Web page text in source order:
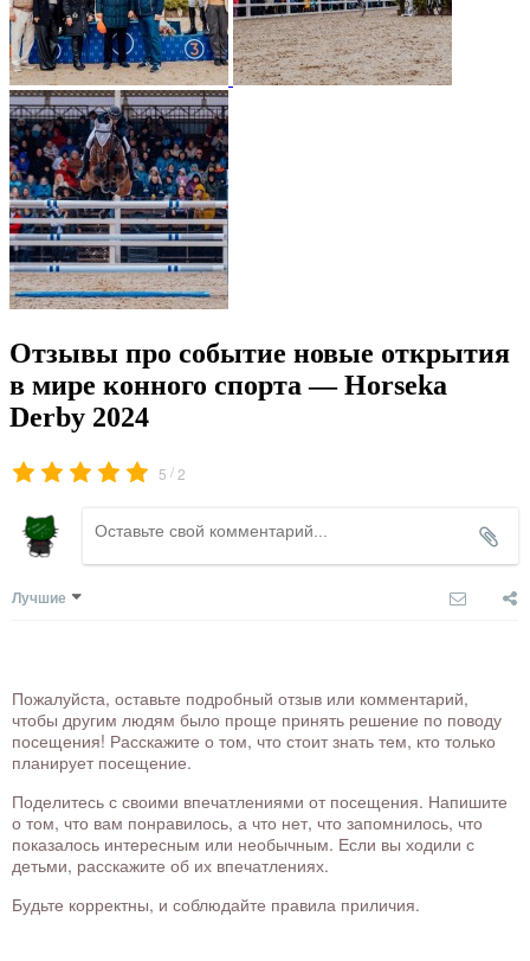
Отзывы про событие новые открытия
в мире конного спорта — Horseka
Derby 2024
5 /2
Лучшие
Пожалуйста, оставьте подробный отзыв или комментарий,
чтобы другим людям было проще принять решение по поводу
посещения! Расскажите о том, что стоит знать тем, кто только
планирует посещение.
Поделитесь с своими впечатлениями от посещения. Напишите
о том, что вам понравилось, а что нет, что запомнилось, что
показалось интересным или необычным. Если вы ходили с
детьми, расскажите об их впечатлениях.
Будьте корректны, и соблюдайте правила приличия.